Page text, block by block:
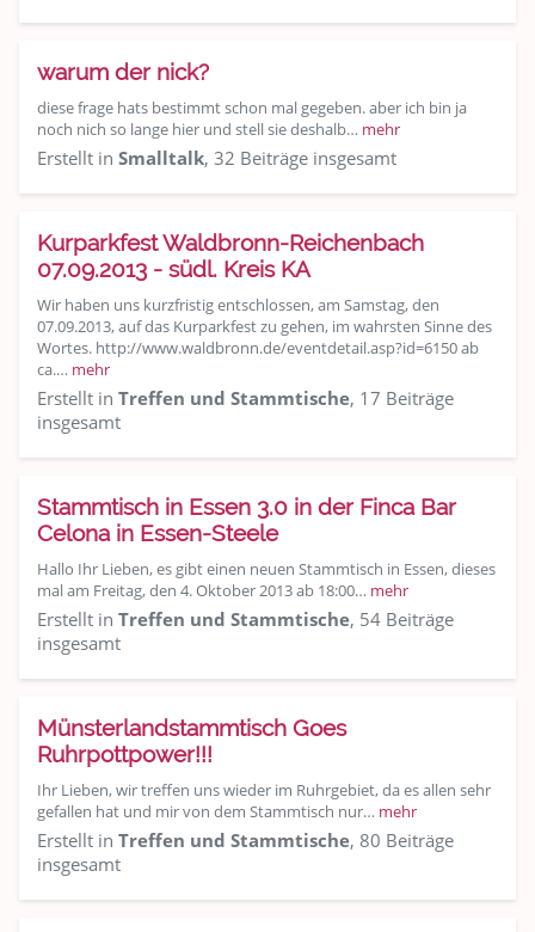
warum der nick?
diese frage hats bestimmt schon mal gegeben. aber ich bin ja
noch nich so lange hier und stell sie deshalb… mehr
Erstellt in Smalltalk, 32 Beiträge insgesamt
Kurparkfest Waldbronn-Reichenbach
07.09.2013 - südl. Kreis KA
Wir haben uns kurzfristig entschlossen, am Samstag, den
07.09.2013, auf das Kurparkfest zu gehen, im wahrsten Sinne des
Wortes. http://www.waldbronn.de/eventdetail.asp?id=6150 ab
ca.… mehr
Erstellt in Treffen und Stammtische, 17 Beiträge
insgesamt
Stammtisch in Essen 3.0 in der Finca Bar
Celona in Essen-Steele
Hallo Ihr Lieben, es gibt einen neuen Stammtisch in Essen, dieses
mal am Freitag, den 4. Oktober 2013 ab 18:00… mehr
Erstellt in Treffen und Stammtische, 54 Beiträge
insgesamt
Münsterlandstammtisch Goes
Ruhrpottpower!!!
Ihr Lieben, wir treffen uns wieder im Ruhrgebiet, da es allen sehr
gefallen hat und mir von dem Stammtisch nur… mehr
Erstellt in Treffen und Stammtische, 80 Beiträge
insgesamt